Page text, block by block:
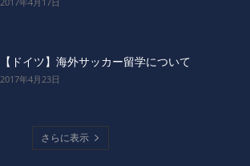
【ドイツ】海外サッカー留学について
2017年4月23日
さらに表示